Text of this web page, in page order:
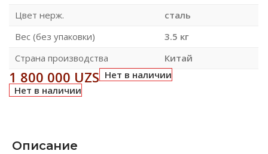
Цвет нерж.
сталь
Вес (без упаковки)
3.5 кг
Страна производства
Китай
1 800 000 UZS Нет в наличии
Нет в наличии
Описание